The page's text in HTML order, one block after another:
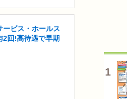
ービス・ホールス
2回!高待遇で早期